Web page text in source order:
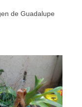
de Guadalupe